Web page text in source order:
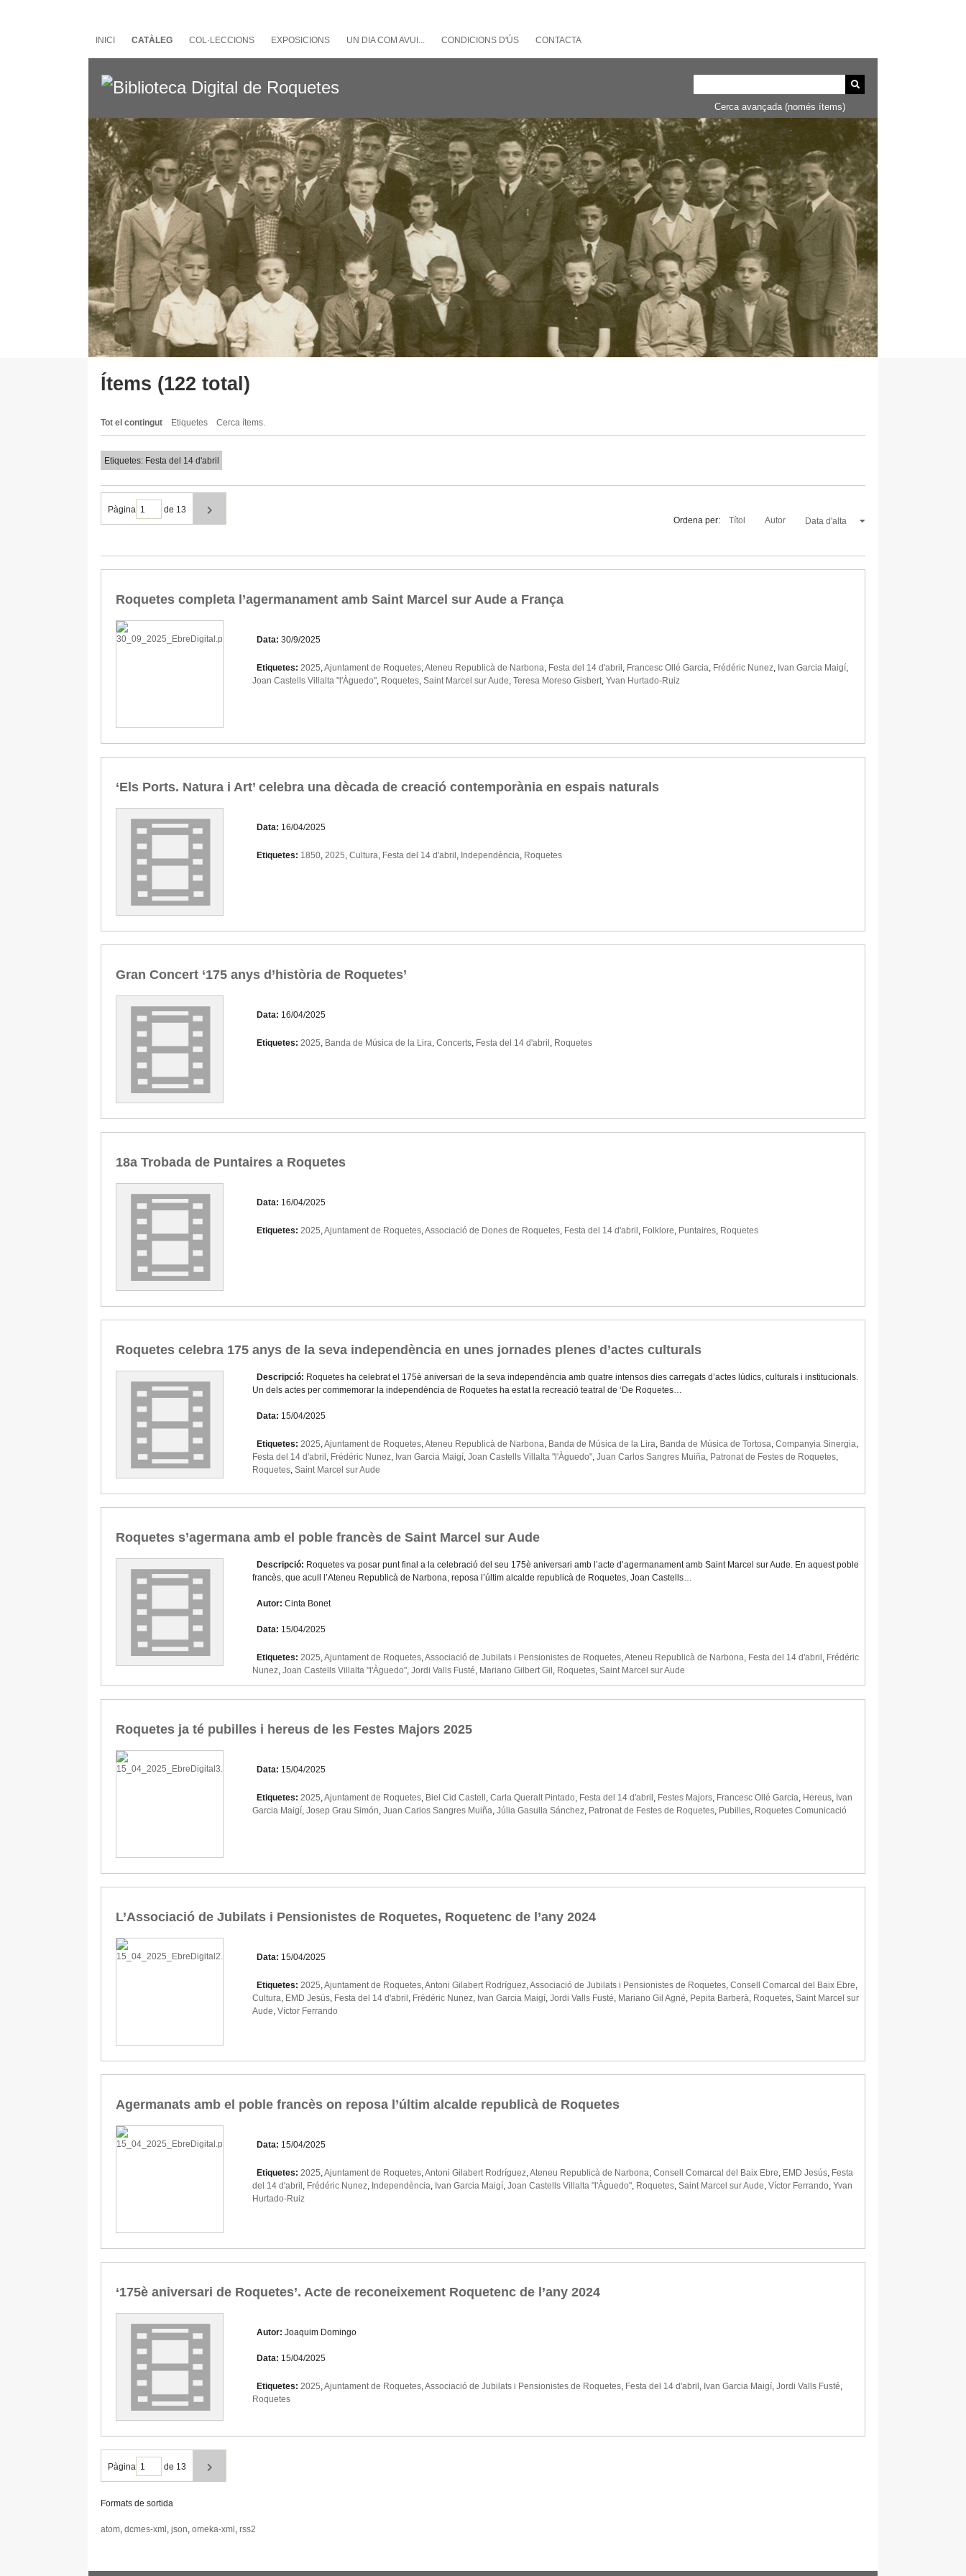
INICI CATÀLEG COL·LECCIONS EXPOSICIONS UN DIA COM AVUI... CONDICIONS D'ÚS CONTACTA
Cerca avançada (només ítems)
Ítems (122 total)
Tot el contingut Etiquetes Cerca ítems.
Etiquetes: Festa del 14 d'abril
Pàgina
de 13
Ordena per:
Títol Autor Data d'alta
Roquetes completa l’agermanament amb Saint Marcel sur Aude a França
Data: 30/9/2025
Etiquetes: 2025,Ajuntament de Roquetes,Ateneu Republicà de Narbona, Festa del 14 d'abril , Francesc Ollé Garcia, Frédéric Nunez, Ivan Garcia Maigí,
Joan Castells Villalta "l'Àguedo", Roquetes, Saint Marcel sur Aude, Teresa Moreso Gisbert, Yvan Hurtado-Ruiz
‘Els Ports. Natura i Art’ celebra una dècada de creació contemporània en espais naturals
Data: 16/04/2025
Etiquetes: 1850, 2025, Cultura, Festa del 14 d'abril , Independència, Roquetes
Gran Concert ‘175 anys d’història de Roquetes’
Data: 16/04/2025
Etiquetes: 2025, Banda de Música de la Lira, Concerts, Festa del 14 d'abril , Roquetes
18a Trobada de Puntaires a Roquetes
Data: 16/04/2025
Etiquetes: 2025,Ajuntament de Roquetes,Associació de Dones de Roquetes, Festa del 14 d'abril , Folklore, Puntaires, Roquetes
Roquetes celebra 175 anys de la seva independència en unes jornades plenes d’actes culturals
Descripció: Roquetes ha celebrat el 175è aniversari de la seva independència amb quatre intensos dies carregats d’actes lúdics, culturals i institucionals.
Un dels actes per commemorar la independència de Roquetes ha estat la recreació teatral de ‘De Roquetes…
Data: 15/04/2025
Etiquetes: 2025,Ajuntament de Roquetes,Ateneu Republicà de Narbona, Banda de Música de la Lira, Banda de Música de Tortosa, Companyia Sinergia,
Festa del 14 d'abril , Frédéric Nunez, Ivan Garcia Maigí, Joan Castells Villalta "l'Àguedo", Juan Carlos Sangres Muiña, Patronat de Festes de Roquetes,
Roquetes, Saint Marcel sur Aude
Roquetes s’agermana amb el poble francès de Saint Marcel sur Aude
Descripció: Roquetes va posar punt final a la celebració del seu 175è aniversari amb l’acte d’agermanament amb Saint Marcel sur Aude. En aquest poble
francès, que acull l’Ateneu Republicà de Narbona, reposa l’últim alcalde republicà de Roquetes, Joan Castells…
Autor: Cinta Bonet
Data: 15/04/2025
Etiquetes: 2025,Ajuntament de Roquetes,Associació de Jubilats i Pensionistes de Roquetes,Ateneu Republicà de Narbona, Festa del 14 d'abril , Frédéric
Nunez, Joan Castells Villalta "l'Àguedo", Jordi Valls Fusté, Mariano Gilbert Gil , Roquetes, Saint Marcel sur Aude
Roquetes ja té pubilles i hereus de les Festes Majors 2025
Data: 15/04/2025
Etiquetes: 2025,Ajuntament de Roquetes, Biel Cid Castell , Carla Queralt Pintado, Festa del 14 d'abril , Festes Majors, Francesc Ollé Garcia, Hereus, Ivan
Garcia Maigí, Josep Grau Simón, Juan Carlos Sangres Muiña, Júlia Gasulla Sánchez, Patronat de Festes de Roquetes, Pubilles, Roquetes Comunicació
L’Associació de Jubilats i Pensionistes de Roquetes, Roquetenc de l’any 2024
Data: 15/04/2025
Etiquetes: 2025,Ajuntament de Roquetes,Antoni Gilabert Rodríguez,Associació de Jubilats i Pensionistes de Roquetes, Consell Comarcal del Baix Ebre,
Cultura, EMD Jesús, Festa del 14 d'abril , Frédéric Nunez, Ivan Garcia Maigí, Jordi Valls Fusté, Mariano Gil Agné, Pepita Barberà, Roquetes, Saint Marcel sur
Aude, Víctor Ferrando
Agermanats amb el poble francès on reposa l’últim alcalde republicà de Roquetes
Data: 15/04/2025
Etiquetes: 2025,Ajuntament de Roquetes,Antoni Gilabert Rodríguez,Ateneu Republicà de Narbona, Consell Comarcal del Baix Ebre, EMD Jesús, Festa
del 14 d'abril , Frédéric Nunez, Independència, Ivan Garcia Maigí, Joan Castells Villalta "l'Àguedo", Roquetes, Saint Marcel sur Aude, Víctor Ferrando, Yvan
Hurtado-Ruiz
‘175è aniversari de Roquetes’. Acte de reconeixement Roquetenc de l’any 2024
Autor: Joaquim Domingo
Data: 15/04/2025
Etiquetes: 2025,Ajuntament de Roquetes,Associació de Jubilats i Pensionistes de Roquetes, Festa del 14 d'abril , Ivan Garcia Maigí, Jordi Valls Fusté,
Roquetes
Pàgina de 13
Formats de sortida
atom, dcmes-xml , json, omeka-xml , rss2